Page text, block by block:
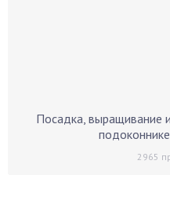
Посадка, выращивание
2965